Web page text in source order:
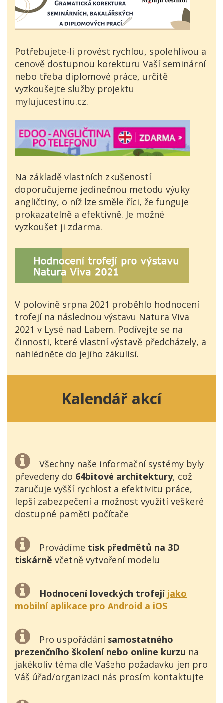
Potřebujete-li provést rychlou, spolehlivou a
cenově dostupnou korekturu Vaší seminární
nebo třeba diplomové práce, určitě
vyzkoušejte služby projektu
mylujucestinu.cz.
Na základě vlastních zkušeností
doporučujeme jedinečnou metodu výuky
angličtiny, o níž lze směle říci, že funguje
prokazatelně a efektivně. Je možné
vyzkoušet ji zdarma.
V polovině srpna 2021 proběhlo hodnocení
trofejí na následnou výstavu Natura Viva
2021 v Lysé nad Labem. Podívejte se na
činnosti, které vlastní výstavě předcházely, a
nahlédněte do jejího zákulisí.
Kalendář akcí
Všechny naše informační systémy byly
převedeny do 64bitové architektury, což
zaručuje vyšší rychlost a efektivitu práce,
lepší zabezpečení a možnost využití veškeré
dostupné paměti počítače
Provádíme tisk předmětů na 3D
tiskárně včetně vytvoření modelu
Hodnocení loveckých trofejí jako
mobilní aplikace pro Android a iOS
Pro uspořádání samostatného
prezenčního školení nebo online kurzu na
jakékoliv téma dle Vašeho požadavku jen pro
Váš úřad/organizaci nás prosím kontaktujte